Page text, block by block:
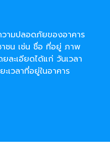
ามปลอดภัยของอาคาร
าชน เช่น ชื่อ ที่อยู่ ภาพ
ละเอียดได้แก่ วันเวลา
เวลาที่อยู่ในอาคาร